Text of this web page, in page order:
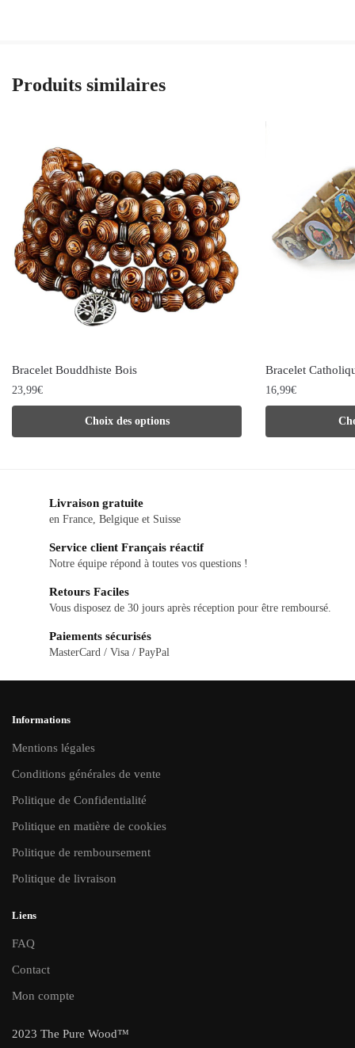
Produits similaires
Bracelet Bouddhiste Bois
23,99€
Choix des options
produit
variations.
options
du
produit
Bracelet
16,99€
produit
être
Livraison gratuite
en France, Belgique et Suisse
Service client Français réactif
Notre équipe répond à toutes vos questions !
Retours Faciles
Vous disposez de 30 jours après réception pour être remboursé.
Paiements sécurisés
MasterCard / Visa / PayPal
Informations
Mentions légales
Conditions générales de vente
Politique de Confidentialité
Politique en matière de cookies
Politique de remboursement
Politique de livraison
Liens
FAQ
Contact
Mon compte
2023 The Pure Wood™